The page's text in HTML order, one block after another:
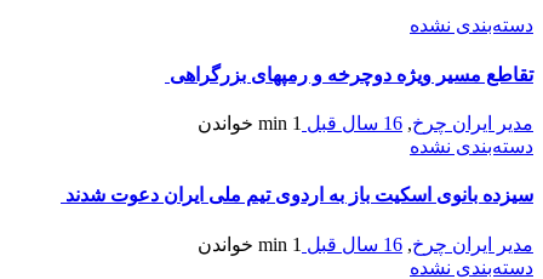
دسته‌بندی نشده
تقاطع مسیر ویژه دوچرخه و رمپهای بزرگراهی
مدیر ایران چرخ, 16 سال قبل 1 min
خواندن
دسته‌بندی نشده
سیزده بانوی اسکیت باز به اردوی تیم ملی ايران دعوت شدند
مدیر ایران چرخ, 16 سال قبل 1 min
خواندن
دسته‌بندی نشده